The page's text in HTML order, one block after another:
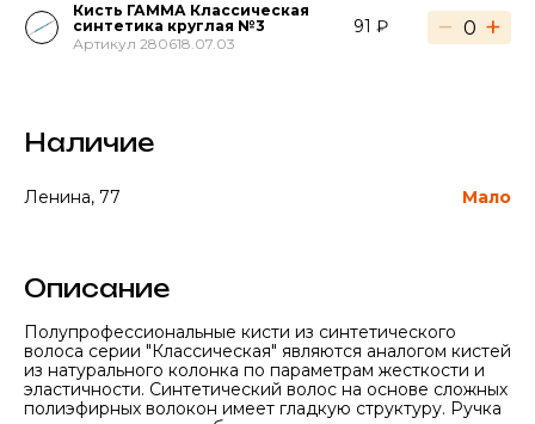
Кисть ГАММА Классическая
синтетика круглая №3
Артикул 280618.07.03
91 ₽ − +
Наличие
Ленина, 77 Мало
Описание
Полупрофессиональные кисти из синтетического
волоса серии "Классическая" являются аналогом кистей
из натурального колонка по параметрам жесткости и
эластичности. Синтетический волос на основе сложных
полиэфирных волокон имеет гладкую структуру. Ручка